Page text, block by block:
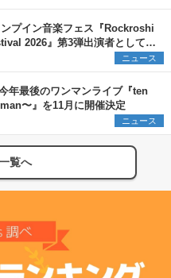
2026』早割チケット発売開始
プイン音楽フェス『Rockroshi
2026』第3弾出演者として
ゆし58、Reiを発表
ニュース
年最後のワンマンライブ『ten
〜』を11月に開催決定
ニュース
覧へ